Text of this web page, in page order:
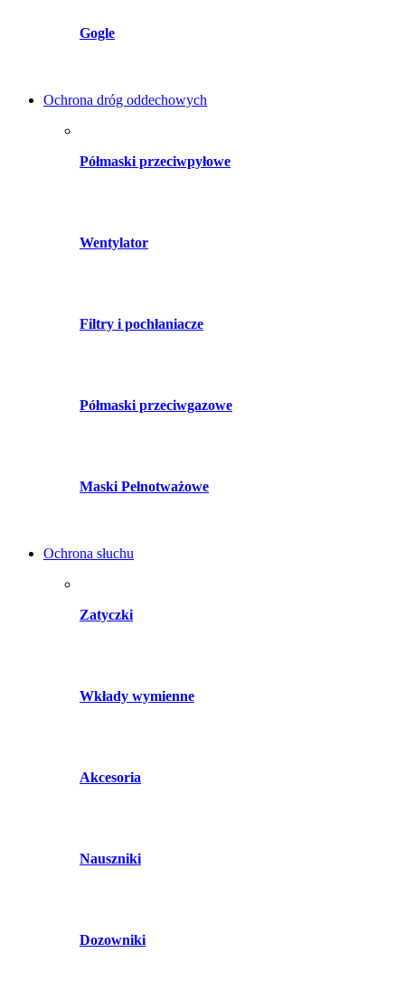
Gogle
Ochrona dróg oddechowych
Półmaski przeciwpyłowe
Wentylator
Filtry i pochłaniacze
Półmaski przeciwgazowe
Maski Pełnotważowe
Ochrona słuchu
Zatyczki
Wkłady wymienne
Akcesoria
Nauszniki
Dozowniki